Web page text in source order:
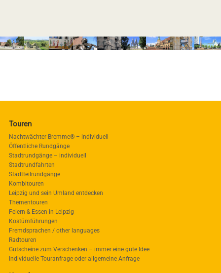
Touren
Nachtwächter Bremme® – individuell
Öffentliche Rundgänge
Stadtrundgänge – individuell
Stadtrundfahrten
Stadtteilrundgänge
Kombitouren
Leipzig und sein Umland entdecken
Thementouren
Feiern & Essen in Leipzig
Kostümführungen
Fremdsprachen / other languages
Radtouren
Gutscheine zum Verschenken – immer eine gute Idee
Individuelle Touranfrage oder allgemeine Anfrage